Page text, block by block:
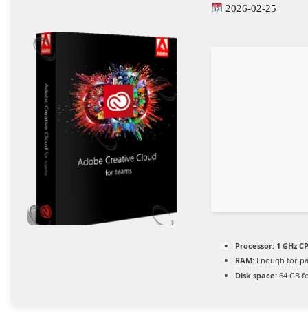
2026-02-25
Processor: 1 GHz
RAM: Enough for
Disk space: 64 GB